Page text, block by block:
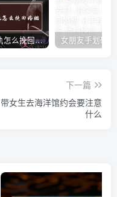
基督徒出轨怎么挽回婚姻(基督徒面对出轨婚姻)
下一篇
带女生去海洋馆约会要注意
什么